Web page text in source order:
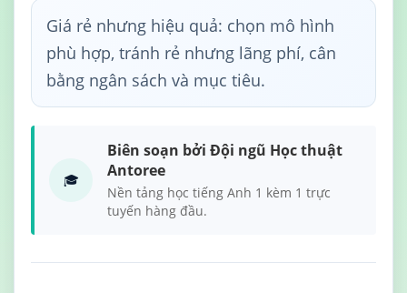
Giá rẻ nhưng hiệu quả: chọn mô hình
phù hợp, tránh rẻ nhưng lãng phí, cân
bằng ngân sách và mục tiêu.
🎓
Biên soạn bởi Đội ngũ Học thuật
Antoree
Nền tảng học tiếng Anh 1 kèm 1 trực
tuyến hàng đầu.